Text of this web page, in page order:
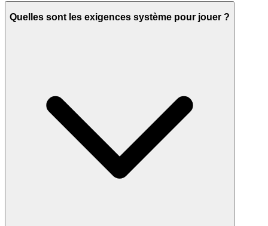
Quelles sont les exigences système pour jouer ?